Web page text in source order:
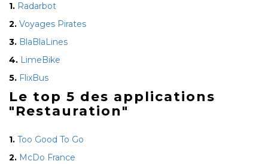
1. Radarbot
2. Voyages Pirates
3. BlaBlaLines
4. LimeBike
5. FlixBus
Le top 5 des applications
"Restauration"
1. Too Good To Go
2. McDo France